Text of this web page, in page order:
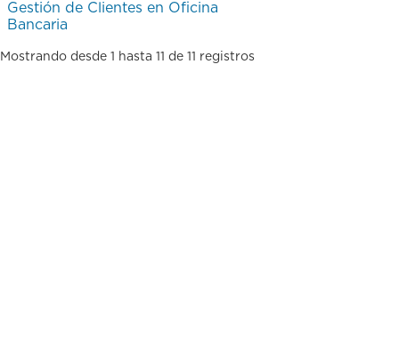
Gestión de Clientes en Oficina
Bancaria
Mostrando desde 1 hasta 11 de 11 registros